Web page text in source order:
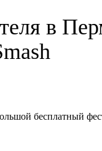
в
бесплатный